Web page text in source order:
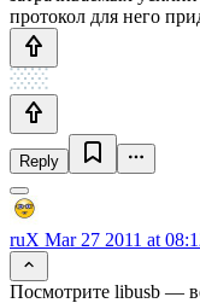
протокол для него
Reply
ruX Mar 27 2011 at
Посмотрите libusb —